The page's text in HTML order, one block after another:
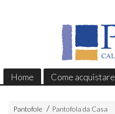
Home Come acquistare
Pantofole Pantofola da Casa